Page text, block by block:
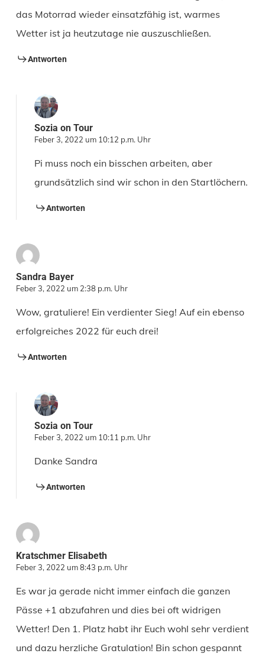
das Motorrad wieder einsatzfähig ist, warmes
Wetter ist ja heutzutage nie auszuschließen.
Antworten
Sozia on Tour
Feber 3, 2022 um 10:12 p.m. Uhr
Pi muss noch ein bisschen arbeiten, aber
grundsätzlich sind wir schon in den Startlöchern.
Antworten
Sandra Bayer
Feber 3, 2022 um 2:38 p.m. Uhr
Wow, gratuliere! Ein verdienter Sieg! Auf ein ebenso
erfolgreiches 2022 für euch drei!
Antworten
Sozia on Tour
Feber 3, 2022 um 10:11 p.m. Uhr
Danke Sandra
Antworten
Kratschmer Elisabeth
Feber 3, 2022 um 8:43 p.m. Uhr
Es war ja gerade nicht immer einfach die ganzen
Pässe +1 abzufahren und dies bei oft widrigen
Wetter! Den 1. Platz habt ihr Euch wohl sehr verdient
und dazu herzliche Gratulation! Bin schon gespannt